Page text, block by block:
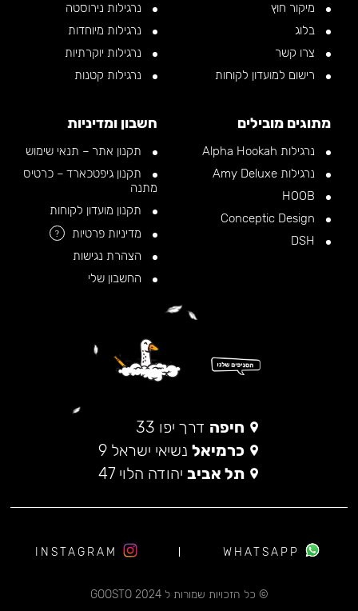
מיקור חוץ
בלוג
צרו קשר
רישום למועדון לקוחות
נרגילות נירוסטה
נרגילות מיוחדות
נרגילות יוקרתיות
נרגילות קטנות
מתוגים מובילים
נרגילות Alpha Hookah
נרגילות Amy Deluxe
חשבון ומדיניות
תקנון אתר – תנאי שימוש
תקנון גיפטכארד – כרטיס
מתנה
תקנון מועדון לקוחות
מדיניות פרטיות
?
הצהרת נגישות
החשבון שלי
חיפה דרך יפו 33
כרמיאל נשיאי ישראל 9
תל אביב יהודה הלוי 47
© כל הזכויות שמורות ל 2024 GOOSTO
WHATSAPP
INSTAGRAM